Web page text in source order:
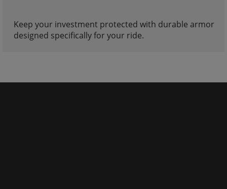
Keep your investment protected with durable armor
designed specifically for your ride.